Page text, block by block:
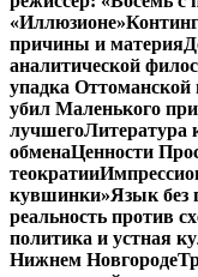
«Иллюзионе»
причины и материя
аналитической
упадка
убил Маленького
лучшегоЛитература
обменаЦенности
теократии
кувшинки»Язык без
реальность против
политика и устная
Нижнем Новгороде